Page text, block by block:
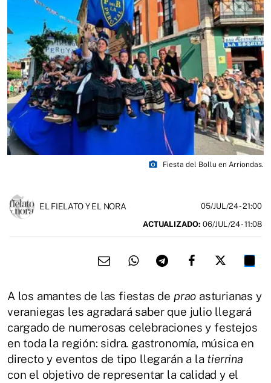
photo_camera Fiesta del Bollu en Arriondas.
EL FIELATO Y EL NORA 05/JUL/24- 21:00
ACTUALIZADO: 06/JUL/24 - 11:08
A los amantes de las fiestas de prao asturianas y
veraniegas les agradará saber que julio llegará
cargado de numerosas celebraciones y festejos
en toda la región: sidra. gastronomía, música en
directo y eventos de tipo llegarán a la tierrina
con el objetivo de representar la calidad y el